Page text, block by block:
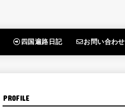
四国遍路日記 お問い合わせ
PROFILE